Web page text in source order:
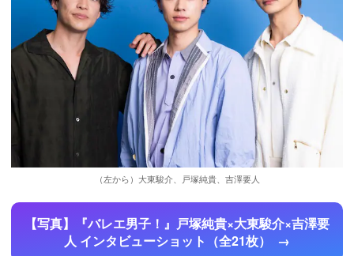
（左から）大東駿介、戸塚純貴、吉澤要人
【写真】『バレエ男子！』戸塚純貴×大東駿介×吉澤要
人 インタビューショット（全21枚）